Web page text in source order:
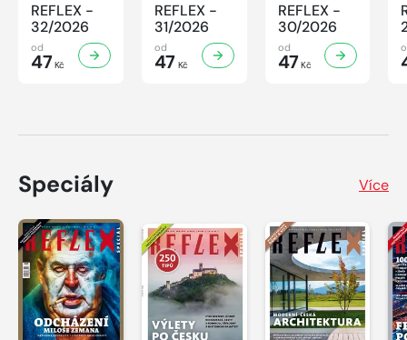
REFLEX -
32/2026
od
47 Kč
REFLEX -
31/2026
od
47 Kč
REFLEX -
30/2026
od
47Kč
Speciály Více